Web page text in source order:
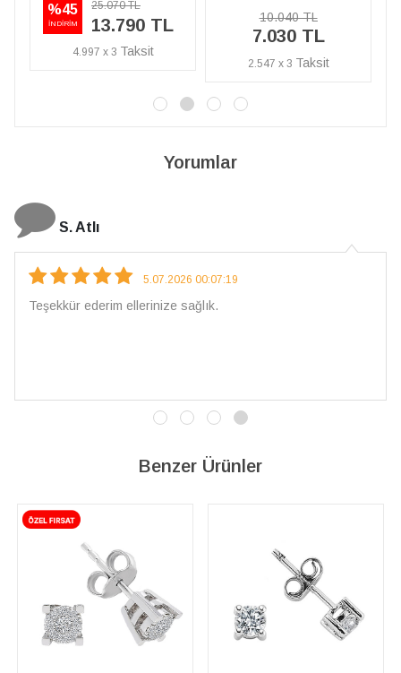
TL 10.040 TL
7.030 TL
%40
İNDİRİM
Yorumlar
N. Elçi
4.08.2026 16:27:03
Çarpıcı ve olağanüstü bir işçilikle hazırlanmış bir mücevher.
Benzer Ürünler